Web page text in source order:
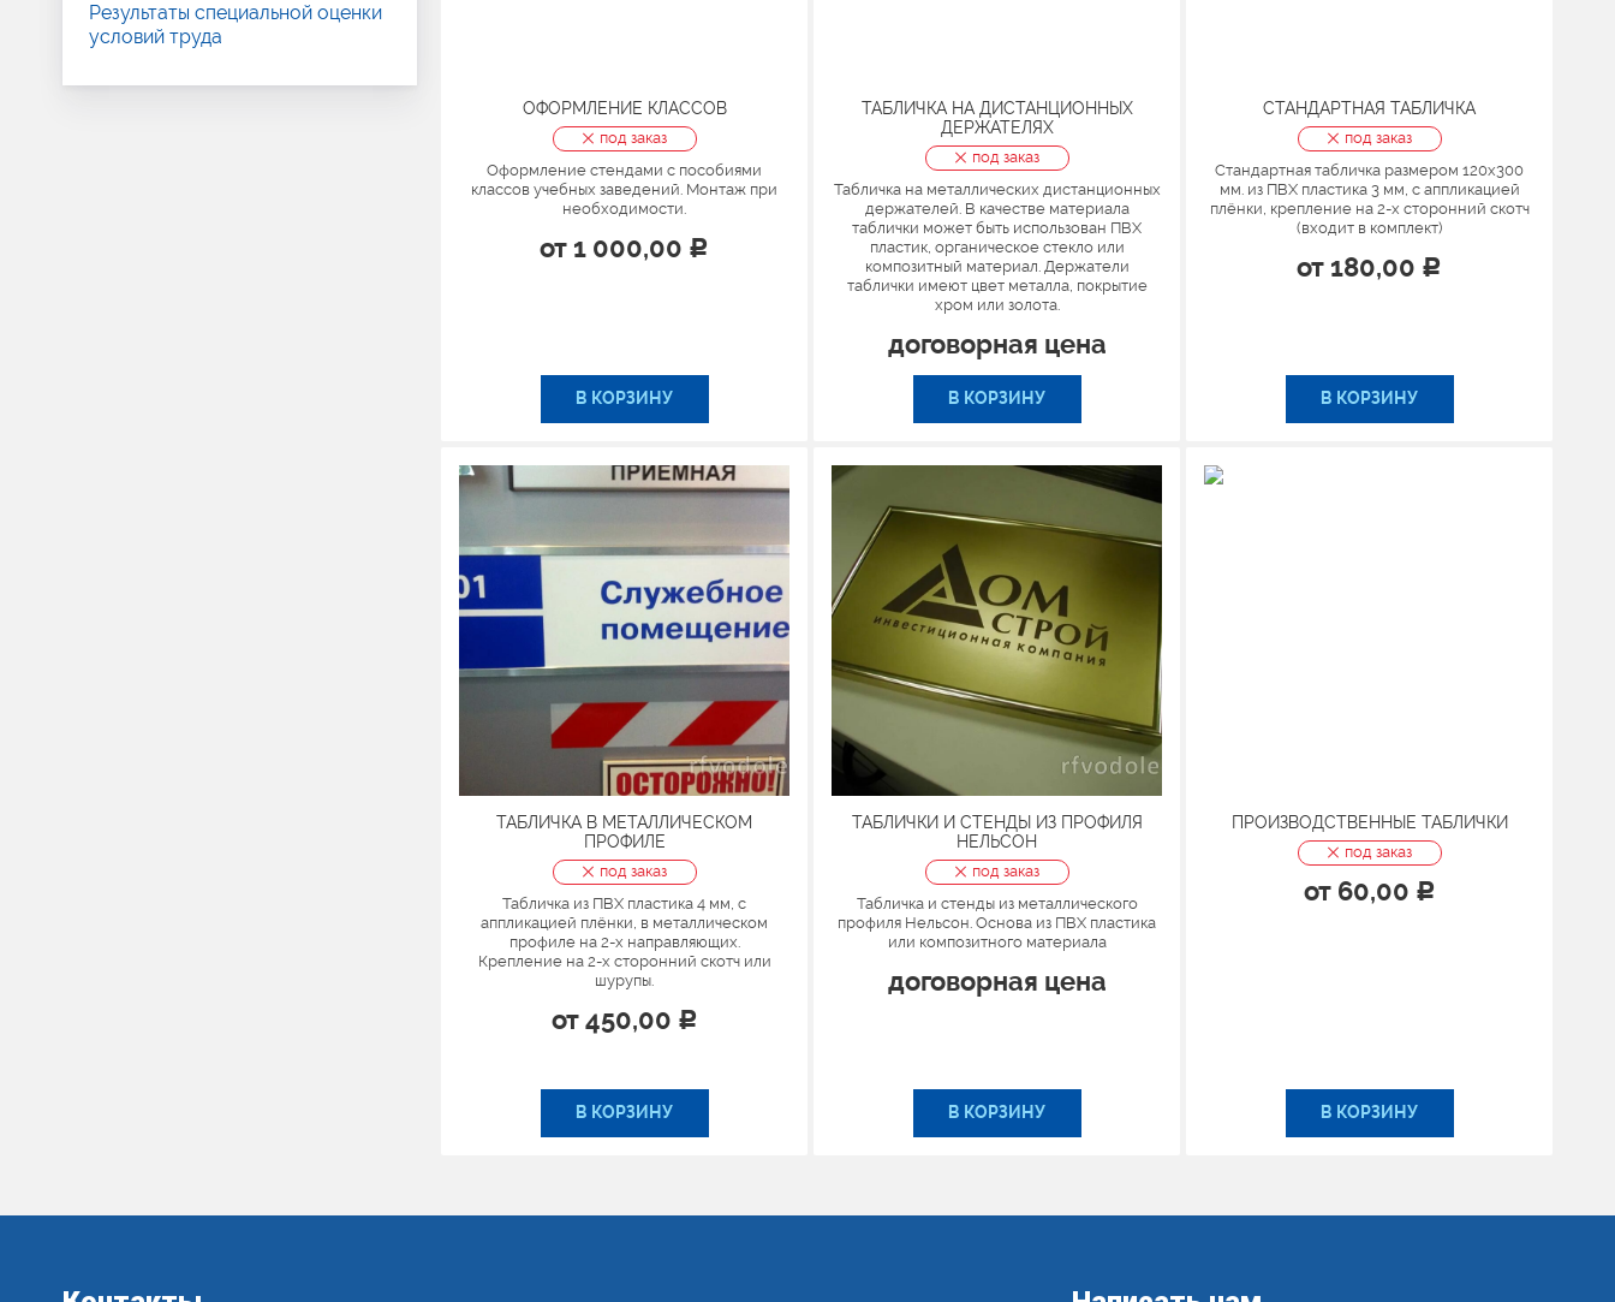
Результаты специальной оценки
условий труда
ОФОРМЛЕНИЕ КЛАССОВ
под заказ
Оформление стендами с пособиями
классов учебных заведений. Монтаж при
необходимости.
от 1 000,00 Р
В КОРЗИНУ
ТАБЛИЧКА НА ДИСТАНЦИОННЫХ
ДЕРЖАТЕЛЯХ
под заказ
Табличка на металлических дистанционных
держателей. В качестве материала
таблички может быть использован ПВХ
пластик, органическое стекло или
композитный материал. Держатели
таблички имеют цвет металла, покрытие
хром или золота.
договорная цена
В КОРЗИНУ
СТАНДАРТНАЯ ТАБЛИЧКА
под заказ
Стандартная табличка размером 120х300
мм. из ПВХ пластика 3 мм, с аппликацией
плёнки, крепление на 2-х сторонний скотч
(входит в комплект)
от 180,00 Р
В КОРЗИНУ
ТАБЛИЧКА В МЕТАЛЛИЧЕСКОМ
ПРОФИЛЕ
под заказ
Табличка из ПВХ пластика 4 мм, с
аппликацией плёнки, в металлическом
профиле на 2-х направляющих.
Крепление на 2-х сторонний скотч или
шурупы.
от450,00 Р
В КОРЗИНУ
ТАБЛИЧКИ И СТЕНДЫ ИЗ ПРОФИЛЯ
НЕЛЬСОН
под заказ
Табличка и стенды из металлического
профиля Нельсон. Основа из ПВХ пластика
или композитного материала
договорная цена
В КОРЗИНУ
ПРОИЗВОДСТВЕННЫЕ ТАБЛИЧКИ
под заказ
от 60,00 Р
В КОРЗИНУ